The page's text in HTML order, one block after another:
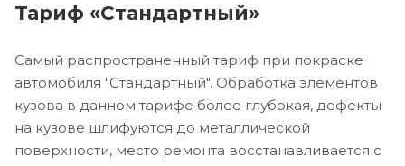
Тариф «Стандартный»
Самый распространенный тариф при покраске
автомобиля "Стандартный". Обработка элементов
кузова в данном тарифе более глубокая, дефекты
на кузове шлифуются до металлической
поверхности, место ремонта восстанавливается с